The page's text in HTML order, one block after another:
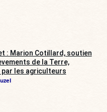
: Marion Cotillard, soutien
de la Terre,
les agriculteurs